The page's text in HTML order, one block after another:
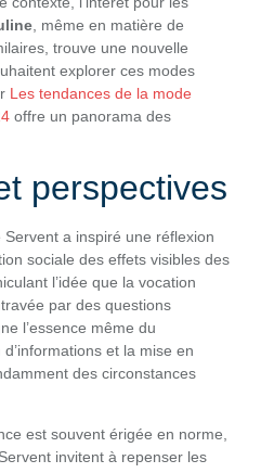
, même en matière de
trouve une nouvelle
explorer ces modes
Les tendances de la mode
offre un panorama des
perspectives
a inspiré une réflexion
sociale des effets visibles des
l’idée que la vocation
par des questions
l’essence même du
et la mise en
des circonstances
est souvent érigée en norme,
invitent à repenser les